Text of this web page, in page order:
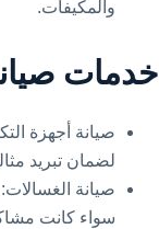
والمكيفات.
خدمات
صيانة أجهزة
لضمان تبريد
صيانة
سواء كانت